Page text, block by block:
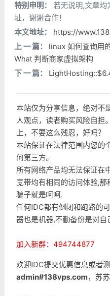
特别申明：
若无说明,文章均
址，谢谢合作！
本文地址：
https://
上 一 篇：
linux 如何查询用
What 判断商家虚拟架构
下 一 篇：
本站仅为分享信息，绝对不
人观点，读者购买风险自担
上，不要这么残忍，好吗？
本站保证在法律范围内您的
何第三方。
所有网络产品均无法保证在
宽带均有相同的访问体验,
骗子就是呵呵.
任何IDC都有倒闭和跑路的
器也是机器,不勤备份是对自
加入新群：494744877
欢迎IDC提交优惠信息或者
admin#138vps.com，苏